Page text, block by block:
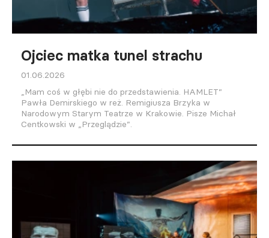
Ojciec matka tunel strachu
01.06.2026
„Mam coś w głębi nie do przedstawienia. HAMLET”
Pawła Demirskiego w reż. Remigiusza Brzyka w
Narodowym Starym Teatrze w Krakowie. Pisze Michał
Centkowski w „Przeglądzie”.